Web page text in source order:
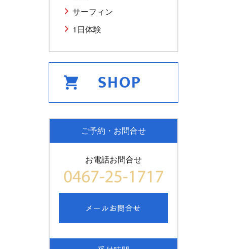
サーフィン
1日体験
ご予約・お問合せ
お電話お問合せ